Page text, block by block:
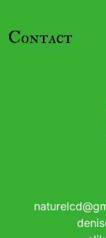
Contact